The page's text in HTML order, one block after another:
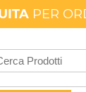
PER